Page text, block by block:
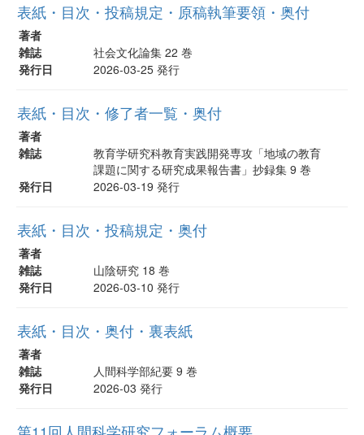
表紙・目次・投稿規定・原稿執筆要領・奥付
著者
雑誌
社会文化論集 22 巻
発行日
2026-03-25 発行
表紙・目次・修了者一覧・奥付
著者
雑誌
教育学研究科教育実践開発専攻「地域の教育
課題に関する研究成果報告書」抄録集 9 巻
発行日
2026-03-19 発行
表紙・目次・投稿規定・奥付
著者
雑誌
山陰研究 18 巻
発行日
2026-03-10 発行
表紙・目次・奥付・裏表紙
著者
雑誌
人間科学部紀要 9 巻
発行日
2026-03 発行